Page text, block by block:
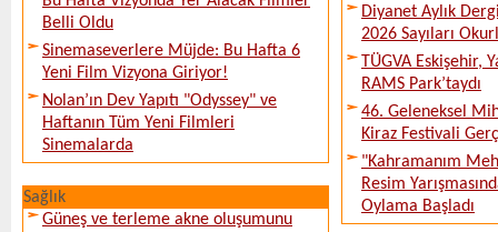
Belli Oldu
Sinemaseverlere Müjde: Bu Hafta 6
Yeni Film Vizyona Giriyor!
Nolan’ın Dev Yapıtı "Odyssey" ve
Haftanın Tüm Yeni Filmleri
Sinemalarda
Sağlık
Güneş ve terleme akne oluşumunu
Diyanet Aylık
2026 Sayıları
TÜGVA Eskişehir,
RAMS Park’taydı
46. Geleneksel
Kiraz Festivali
"Kahramanım
Resim
Oylama Başladı